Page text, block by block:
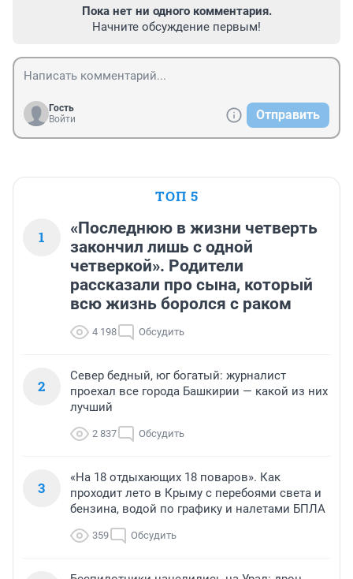
Пока нет ни одного комментария.
Начните обсуждение первым!
Гость
Войти
Отправить
ТОП 5
1
«Последнюю в жизни четверть
закончил лишь с одной
четверкой». Родители
рассказали про сына, который
всю жизнь боролся с раком
4 198 Обсудить
2
Север бедный, юг богатый: журналист
проехал все города Башкирии — какой из них
лучший
2 837 Обсудить
3
«На 18 отдыхающих 18 поваров». Как
проходит лето в Крыму с перебоями света и
бензина, водой по графику и налетами БПЛА
359 Обсудить